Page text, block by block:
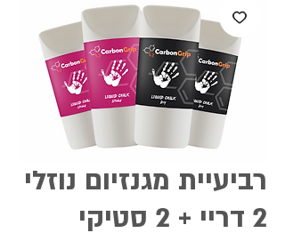
רביעיית מגנזיום נוזלי
2 דריי + 2 סטיקי